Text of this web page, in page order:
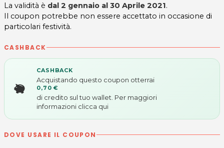
La validità è dal 2 gennaio al 30 Aprile 2021.
Il coupon potrebbe non essere accettato in occasione di
particolari festività.
CASHBACK
CASHBACK
Acquistando questo coupon otterrai
0,70 €
di credito sul tuo wallet. Per maggiori
informazioni clicca qui
DOVE USARE IL COUPON